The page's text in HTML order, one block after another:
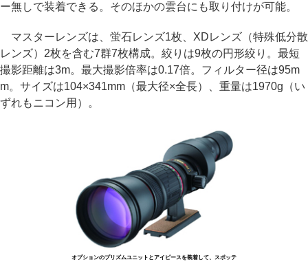
ー無しで装着できる。そのほかの雲台にも取り付けが可能。
マスターレンズは、蛍石レンズ1枚、XDレンズ（特殊低分散
レンズ）2枚を含む7群7枚構成。絞りは9枚の円形絞り。最短
撮影距離は3m。最大撮影倍率は0.17倍。フィルター径は95m
m。サイズは104×341mm（最大径×全長）、重量は1970g（い
ずれもニコン用）。
オプションのプリズムユニットとアイピースを装着して、スポッテ